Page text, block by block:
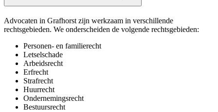
Advocaten in Grafhorst zijn werkzaam in verschillende
rechtsgebieden. We onderscheiden de volgende rechtsgebieden:
Personen- en familierecht
Letselschade
Arbeidsrecht
Erfrecht
Strafrecht
Huurrecht
Ondernemingsrecht
Bestuursrecht